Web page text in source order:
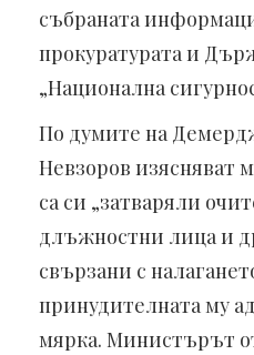
събраната
прокуратурата и
„Национална
По думите на
Невзоров изясняват
са си „затваряли
длъжностни лица и
свързани с
принудителната му
мярка. Министърът